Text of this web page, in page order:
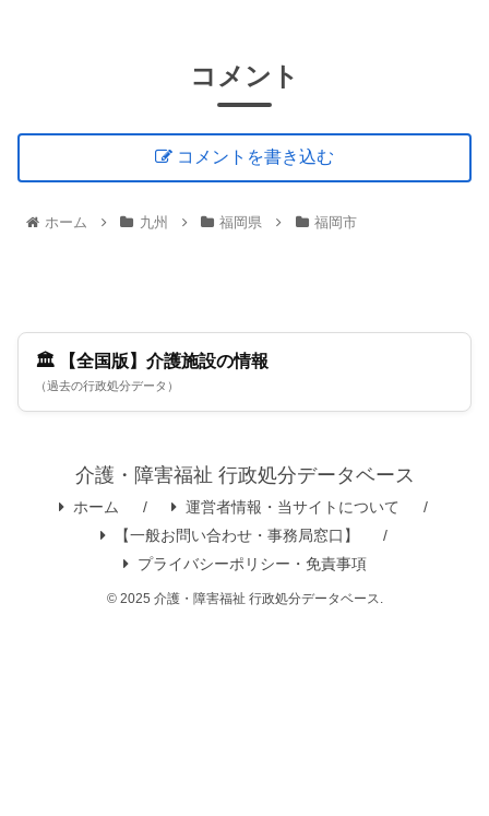
コメント
コメントを書き込む
ホーム 九州 福岡県 福岡市
🏛️ 【全国版】介護施設の情報
（過去の行政処分データ）
介護・障害福祉 行政処分データベース
ホーム
運営者情報・当サイトについて
【一般お問い合わせ・事務局窓口】
プライバシーポリシー・免責事項
© 2025 介護・障害福祉 行政処分データベース.